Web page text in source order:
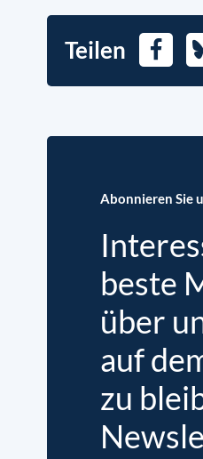
Teilen
Abonnieren Sie
beste
über
auf
zu